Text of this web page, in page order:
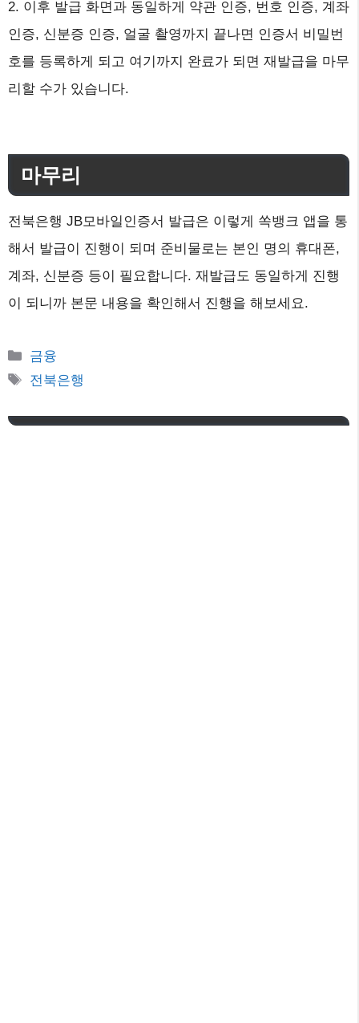
2. 이후 발급 화면과 동일하게 약관 인증, 번호 인증, 계좌
인증, 신분증 인증, 얼굴 촬영까지 끝나면 인증서 비밀번
호를 등록하게 되고 여기까지 완료가 되면 재발급을 마무
리할 수가 있습니다.
마무리
전북은행 JB모바일인증서 발급은 이렇게 쏙뱅크 앱을 통
해서 발급이 진행이 되며 준비물로는 본인 명의 휴대폰,
계좌, 신분증 등이 필요합니다. 재발급도 동일하게 진행
이 되니까 본문 내용을 확인해서 진행을 해보세요.
카
테
리
금융
태
전북은행